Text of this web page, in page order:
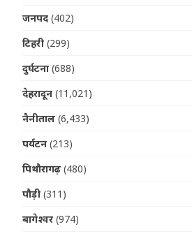
जनपद (402)
टिहरी (299)
दुर्घटना (688)
देहरादून (11,021)
नैनीताल (6,433)
पर्यटन (213)
पिथौरागढ़ (480)
पौड़ी (311)
बागेश्वर (974)